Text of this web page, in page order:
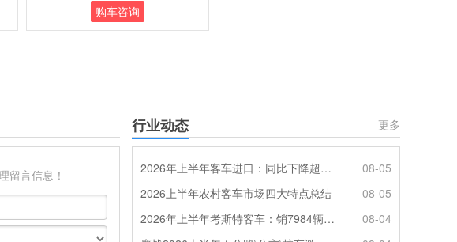
购车咨询
留言信息！
行业动态 更多
2026年上半年客车进口：同比下降超4成，轻客主体地位凸显
08-05
2026上半年农村客车市场四大特点总结
08-05
2026年上半年考斯特客车：销7984辆 6米领涨领跑 电动化提速
08-04